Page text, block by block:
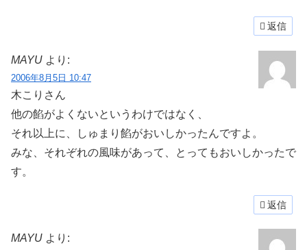
返信
MAYU より:
2006年8月5日 10:47
木こりさん
他の餡がよくないというわけではなく、
それ以上に、しゅまり餡がおいしかったんですよ。
みな、それぞれの風味があって、とってもおいしかったで
す。
返信
MAYU より: